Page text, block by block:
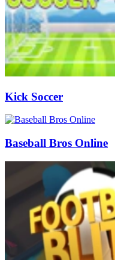
Kick Soccer
Baseball Bros Online